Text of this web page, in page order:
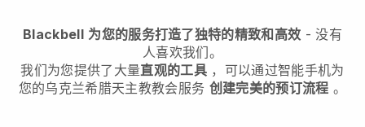
Blackbell 为您的服务打造了独特的精致和高效 - 没有
人喜欢我们。
我们为您提供了大量直观的工具，可以通过智能手机为
您的乌克兰希腊天主教教会服务 创建完美的预订流程 。